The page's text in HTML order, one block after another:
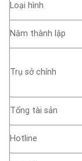
Loại hình
Năm thành lập
Trụ sở chính
Tổng tài sản
Hotline